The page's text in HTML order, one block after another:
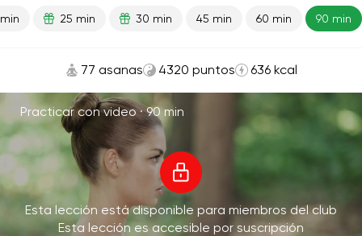
25 min 30 min 45 min 60 min 90 min
77 asanas 4320 puntos 636 kcal
Practicar con video ·90 min
Esta lección está disponible para miembros del club
Esta lección es accesible por suscripción